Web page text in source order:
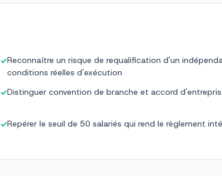
✓Reconnaître un risque de requalification d'un
conditions réelles d'exécution
✓Distinguer convention de branche et accord
✓Repérer le seuil de 50 salariés qui rend le règlement